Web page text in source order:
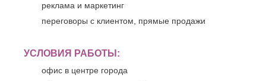
реклама и маркетинг
переговоры с клиентом, прямые продажи
УСЛОВИЯ РАБОТЫ:
офис в центре города